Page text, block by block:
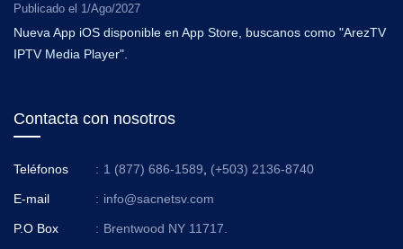
Publicado el 1/Ago/2027
Nueva App iOS disponible en App Store, buscanos como "ArezTV
IPTV Media Player".
Contacta con nosotros
Teléfonos : 1 (877) 686-1589 (+503) 2136-8740
E-mail : info@sacnetsv.com
P.O Box : Brentwood NY 11717.